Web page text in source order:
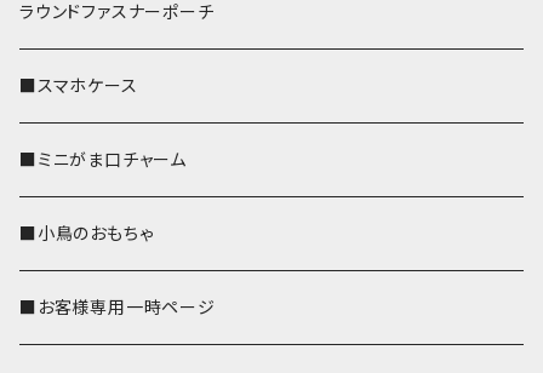
ラウンドファスナーポーチ
■スマホケース
■ミニがま口チャーム
■小鳥のおもちゃ
■お客様専用一時ページ